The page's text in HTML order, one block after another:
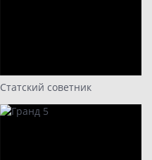
Статский советник